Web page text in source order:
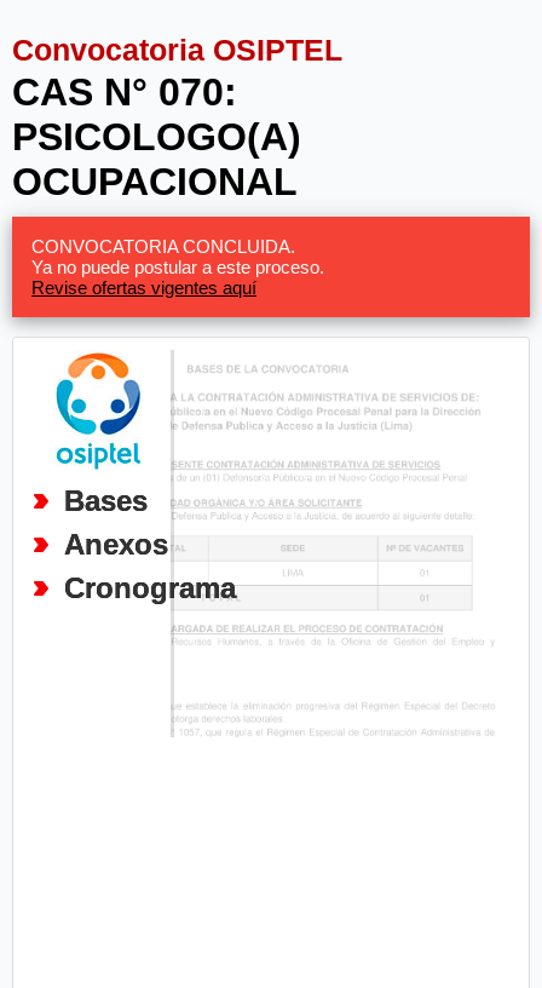
Convocatoria OSIPTEL
CAS N° 070:
PSICOLOGO(A)
OCUPACIONAL
CONVOCATORIA CONCLUIDA.
Ya no puede postular a este proceso.
Revise ofertas vigentes aquí
Bases
Anexos
Cronograma